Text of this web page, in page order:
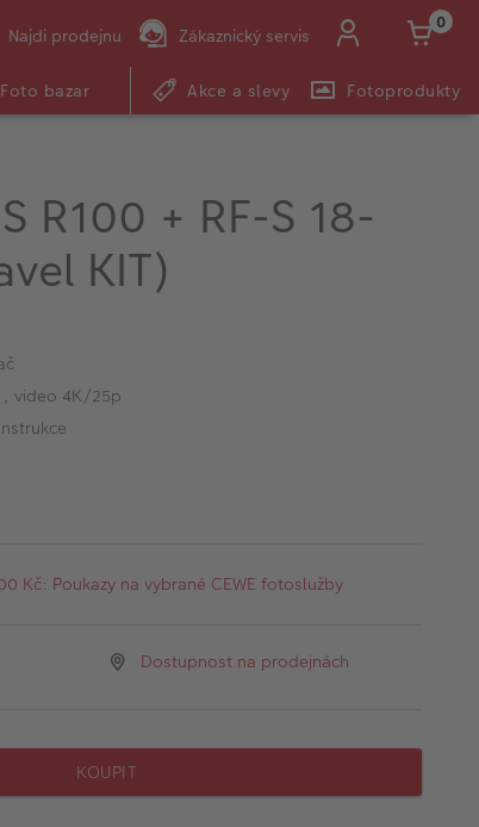
Najdi prodejnu Zákaznický servis
0
Foto bazar Akce a slevy Fotoprodukty
R100 + RF-S 18-
KIT)
video 4K/25p
Kč: Poukazy na vybrané CEWE fotoslužby
Dostupnost na prodejnách
KOUPIT